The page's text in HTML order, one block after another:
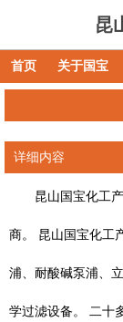
昆
首页 关于国宝
详细内容
昆山国宝化工
商。 昆山国宝化工
浦、耐酸碱泵浦、
学过滤设备。 二十